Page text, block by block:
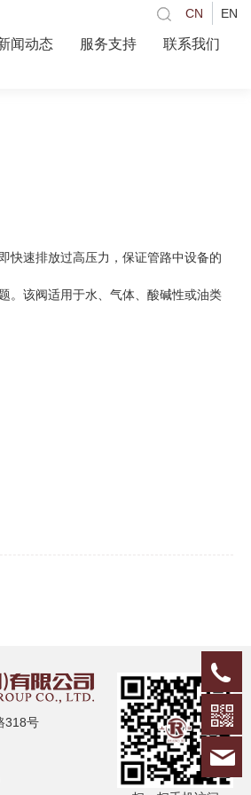
闻动态 服务支持 联系我们
CN EN
快速排放过高压力，保证管路中设备的
。该阀适用于水、气体、酸碱性或油类
318号